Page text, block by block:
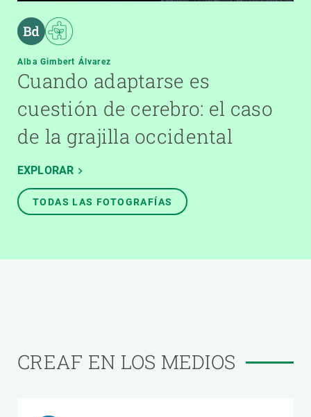
Alba Gimbert Álvarez
Cuando adaptarse es
cuestión de cerebro: el caso
de la grajilla occidental
EXPLORAR
TODAS LAS FOTOGRAFÍAS
CREAF EN LOS MEDIOS